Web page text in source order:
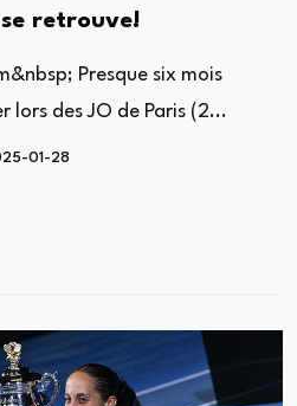
retrouve!
Presque six mois
lors des JO de Paris (2...
01-28